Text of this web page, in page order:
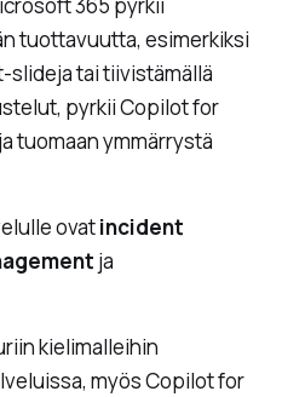
tuottavuutta, esimerkiksi
slideja tai tiivistämällä
pyrkii Copilot for
tuomaan ymmärrystä
ovatincident
ja
kielimalleihin
myös Copilot for